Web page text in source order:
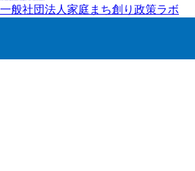
ビ
一般社団法人家庭まち創り政策ラボ